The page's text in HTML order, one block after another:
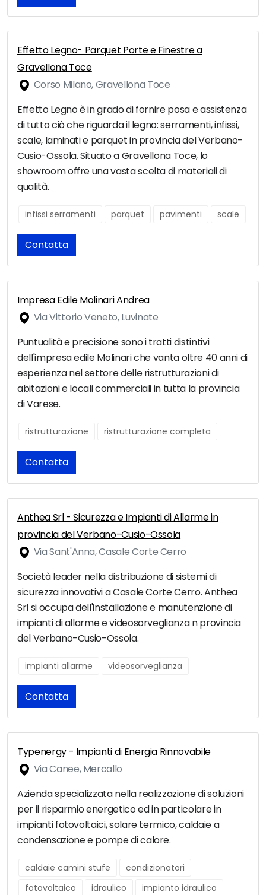
Effetto Legno- Parquet Porte e Finestre a
Gravellona Toce
Corso Milano, Gravellona Toce
Effetto Legno è in grado di fornire posa e assistenza
di tutto ciò che riguarda il legno: serramenti, infissi,
scale, laminati e parquet in provincia del Verbano-
Cusio-Ossola. Situato a Gravellona Toce, lo
showroom offre una vasta scelta di materiali di
qualità.
infissi serramenti parquet pavimenti scale
Contatta
Impresa Edile Molinari Andrea
Via Vittorio Veneto, Luvinate
Puntualità e precisione sono i tratti distintivi
dell'impresa edile Molinari che vanta oltre 40 anni di
esperienza nel settore delle ristrutturazioni di
abitazioni e locali commerciali in tutta la provincia
di Varese.
ristrutturazione ristrutturazione completa
Contatta
Anthea Srl - Sicurezza e Impianti di Allarme in
provincia del Verbano-Cusio-Ossola
Via Sant'Anna, Casale Corte Cerro
Società leader nella distribuzione di sistemi di
sicurezza innovativi a Casale Corte Cerro. Anthea
Srl si occupa dell'installazione e manutenzione di
impianti di allarme e videosorveglianza n provincia
del Verbano-Cusio-Ossola.
impianti allarme videosorveglianza
Contatta
Typenergy - Impianti di Energia Rinnovabile
Via Canee, Mercallo
Azienda specializzata nella realizzazione di soluzioni
per il risparmio energetico ed in particolare in
impianti fotovoltaici, solare termico, caldaie a
condensazione e pompe di calore.
caldaie camini stufe
condizionatori
fotovoltaico
idraulico
impianto idraulico